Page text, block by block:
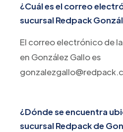
¿Cuál es el correo
sucursal Redpack
El correo electrónico de
en González Gallo es
¿Dónde se encuentra
sucursal Redpack de